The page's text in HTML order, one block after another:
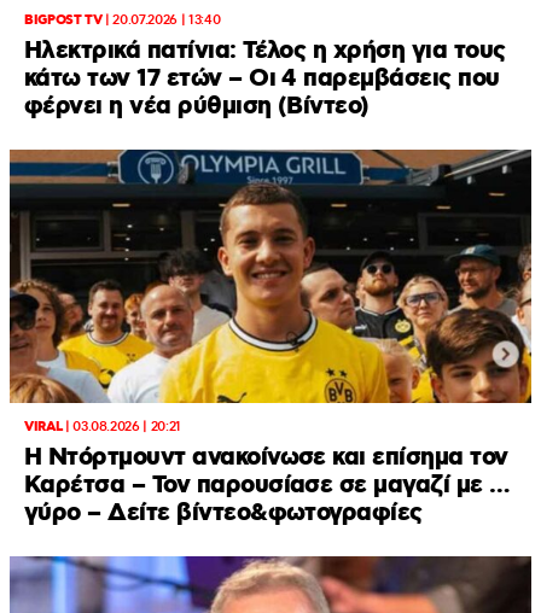
BIGPOST TV|20.07.2026 | 13:40
Ηλεκτρικά πατίνια: Τέλος η χρήση για τους
κάτω των 17 ετών – Οι 4 παρεμβάσεις που
φέρνει η νέα ρύθμιση (Βίντεο)
VIRAL|03.08.2026 | 20:21
Η Ντόρτμουντ ανακοίνωσε και επίσημα τον
Καρέτσα – Τον παρουσίασε σε μαγαζί με …
γύρο – Δείτε βίντεο&φωτογραφίες